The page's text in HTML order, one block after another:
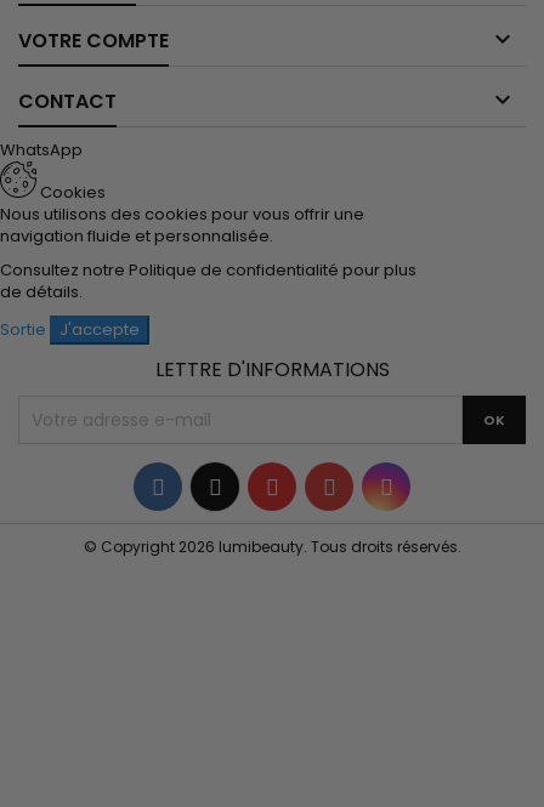
VOTRE COMPTE 
CONTACT 
WhatsApp
Cookies
Nous utilisons des cookies pour vous offrir une
navigation fluide et personnalisée.
Consultez notre Politique de confidentialité pour plus
de détails.
Sortie
J'accepte
LETTRE D'INFORMATIONS
Facebook
TwitterYouTubePinterestInstagram
© Copyright 2026 lumibeauty. Tous droits réservés.